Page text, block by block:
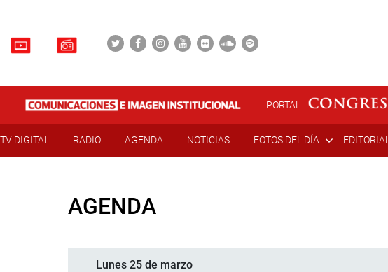
PORTAL
TV DIGITAL RADIO AGENDA NOTICIAS FOTOS DEL DÍA EDITORIAL
AGENDA
Lunes 25 de marzo